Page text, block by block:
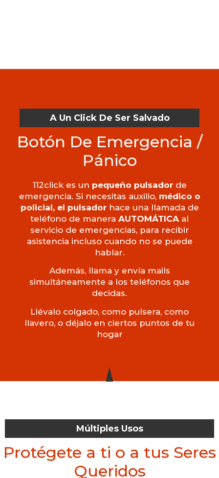
A Un Click De Ser Salvado
Botón De Emergencia /
Pánico
112click es un pequeño pulsadorde
emergencia. Si necesitas auxilio, médico o
policial, el pulsador hace una llamada de
teléfono de manera AUTOMÁTICA al
servicio de emergencias, para recibir
asistencia incluso cuando no se puede
hablar.
Además, llama y envía mails
simultáneamente a los teléfonos que
decidas.
Llévalo colgado, como pulsera, como
llavero, o déjalo en ciertos puntos de tu
hogar
Múltiples Usos
Protégete a ti o a tus Seres
Queridos